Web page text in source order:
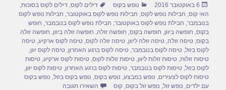
e
b
o
o
k
o
d
o
n
e
פורסם
בתאריך
6 באוקטובר 2016 קטגוריות
נופש בקוס תגיות
דילים לקוס ,דילים לקוס בסוכות
האי קוס חבילות נופש לקוס חבילות נופש לקוס באוקטובר חבילות נופש לקוס
בנובמבר חבילת נופש לקוס באוקטובר חבילת נופש לקוס בנובמבר חופש
בקוס חופשה ביוון חופשה בקוס חופשה זולה חופשה זולה ביוון חופשה זולה
בקוס ,טיסה זולה ,טיסה זולה ליוון ,טיסה זולה לקוס ,טיסה לקוס ארקיע ,טיסה
לקוס בזול ,טיסה לקוס בנובמבר ,טיסה לקוס ברגע האחרון ,טיסה לקוס יוון
טיסות זולות ,טיסות זולות ליוון ,טיסות זולות לקוס ,טיסות לקוס ארקיע ,טיסות
לקוס בזול ,טיסות לקוס בנובמבר ,טיסות לקוס ברגע האחרון ,טיסות לקוס יוון
טיסות לקוס לצעירים נופש במבצע נופש בקוס נופש בקוס בזול נופש בקוס
עם ילדים נופש זול נופש זול בקוס ,קוס השאירו תגובה